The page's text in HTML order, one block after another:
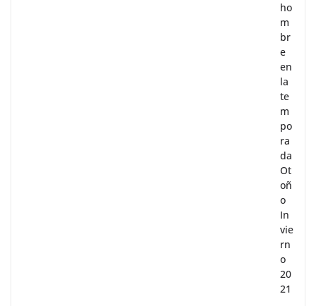
ho
m
br
e
en
la
te
m
po
ra
da
Ot
oñ
o
In
vie
rn
o
20
21